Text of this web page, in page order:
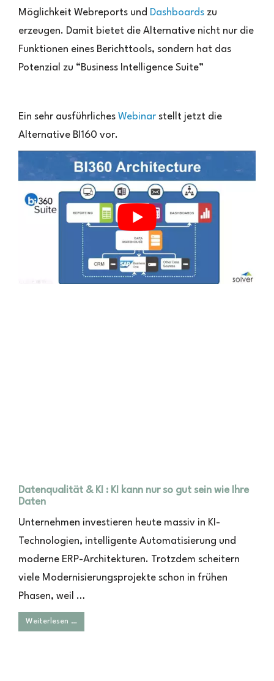
Möglichkeit Webreports und Dashboards zu
erzeugen. Damit bietet die Alternative nicht nur die
Funktionen eines Berichttools, sondern hat das
Potenzial zu “Business Intelligence Suite”
Ein sehr ausführliches Webinar stellt jetzt die
Alternative BI160 vor.
Datenqualität & KI : KI kann nur so gut sein wie Ihre
Daten
Unternehmen investieren heute massiv in KI-
Technologien, intelligente Automatisierung und
moderne ERP-Architekturen. Trotzdem scheitern
viele Modernisierungsprojekte schon in frühen
Phasen, weil …
Weiterlesen …